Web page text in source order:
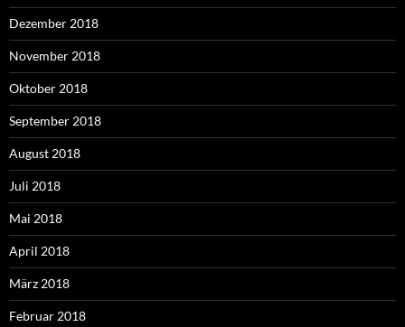
Dezember 2018
November 2018
Oktober 2018
September 2018
August 2018
Juli 2018
Mai 2018
April 2018
März 2018
Februar 2018